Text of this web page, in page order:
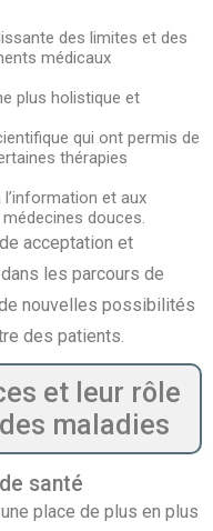
des limites et des
médicaux
plus holistique et
qui ont permis de
thérapies
et aux
douces.
acceptation et
les parcours de
nouvelles possibilités
des patients.
et leur rôle
maladies
santé
place de plus en plus